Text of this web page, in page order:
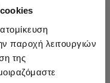
cookies
παροχή λειτουργιών
της
Βαμβακερές
Κάλτσες
Χωρίς Λάστιχο
3,90 € έως 4,75 €